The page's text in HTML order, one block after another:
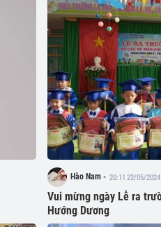
Hào Nam - 20:11 22/05/2024
Vui mừng ngày Lễ ra
Hướng Dương